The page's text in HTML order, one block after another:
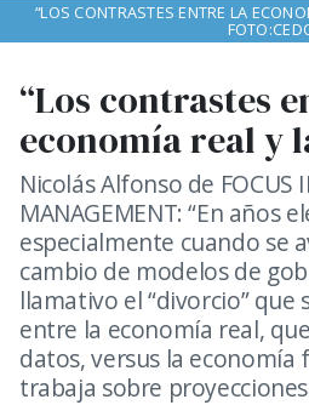
“Los contrastes
economía real y
Nicolás Alfonso de FOCUS
MANAGEMENT: “En años
especialmente cuando se
cambio de modelos de
llamativo el “divorcio” que
entre la economía real,
datos, versus la economía
trabaja sobre
“LOS CONTRASTES ENTRE LA